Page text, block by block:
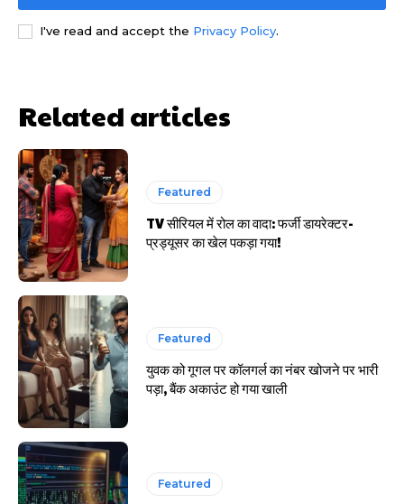
I've read and accept the Privacy Policy.
Related articles
Featured
TV सीरियल में रोल का वादा: फर्जी डायरेक्टर-
प्रड्यूसर का खेल पकड़ा गया!
Featured
युवक को गूगल पर कॉलगर्ल का नंबर खोजने पर भारी
पड़ा, बैंक अकाउंट हो गया खाली
Featured